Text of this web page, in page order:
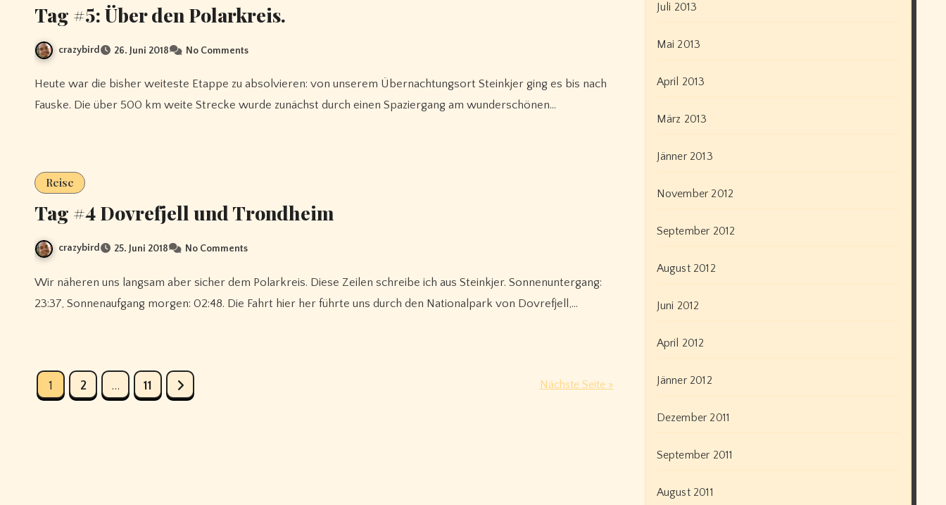
Tag #5: Über den Polarkreis.
crazybird 26. Juni 2018 No Comments
Heute war die bisher weiteste Etappe zu absolvieren: von unserem Übernachtungsort Steinkjer ging es bis nach
Fauske. Die über 500 km weite Strecke wurde zunächst durch einen Spaziergang am wunderschönen…
Reise
Tag #4 Dovrefjell und Trondheim
crazybird 25. Juni 2018 No Comments
Wir näheren uns langsam aber sicher dem Polarkreis. Diese Zeilen schreibe ich aus Steinkjer. Sonnenuntergang:
23:37, Sonnenaufgang morgen: 02:48. Die Fahrt hier her führte uns durch den Nationalpark von Dovrefjell,…
Seitennummerierung
1 2 … 11 Nächste Seite »
Juli 2013
Mai 2013
April 2013
März 2013
Jänner 2013
November 2012
September 2012
August 2012
Juni 2012
April 2012
Jänner 2012
Dezember 2011
September 2011
August 2011